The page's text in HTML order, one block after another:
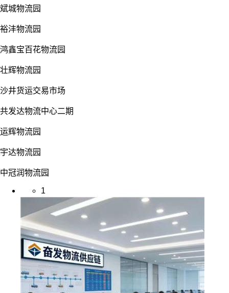
斌城物流园
裕沣物流园
鸿鑫宝百花物流园
壮辉物流园
沙井货运交易市场
共发达物流中心二期
运辉物流园
宇达物流园
中冠润物流园
1